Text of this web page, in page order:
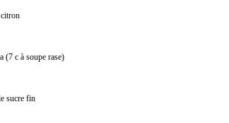
(7 c à soupe rase)
sucre fin